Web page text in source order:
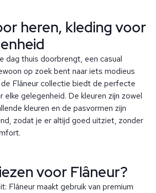
heren, kleding voor
dag thuis doorbrengt, een casual
op zoek bent naar iets modieus
Flâneur collectie biedt de perfecte
elke gelegenheid. De kleuren zijn zowel
kleuren en de pasvormen zijn
zodat je er altijd goed uitziet, zonder
voor Flâneur?
Flâneur maakt gebruik van premium